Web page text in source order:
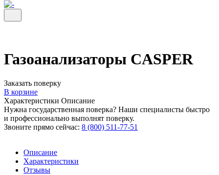
Газоанализаторы CASPER
Заказать поверку
В корзине
Характеристики Описание
Нужна государственная поверка? Наши специалисты быстро
и профессионально выполнят поверку.
Звоните прямо сейчас: 8 (800) 511-77-51
Описание
Характеристики
Отзывы